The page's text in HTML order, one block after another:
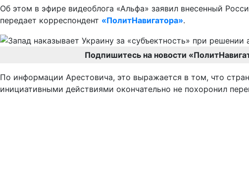
Об этом в эфире видеоблога «Альфа» заявил внесенный
передает корреспондент «ПолитНавигатора».
Подпишитесь на новости
По информации Арестовича, это выражается в том, что
инициативными действиями окончательно не похоронил